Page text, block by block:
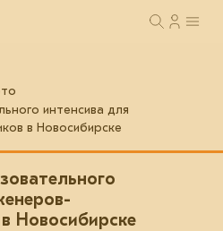
интенсива для
в Новосибирске
Новосибирске